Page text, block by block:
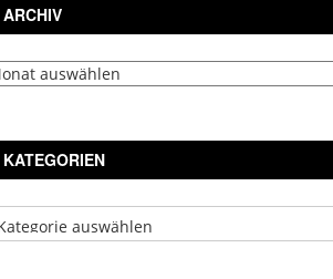
ARCHIV
KATEGORIEN